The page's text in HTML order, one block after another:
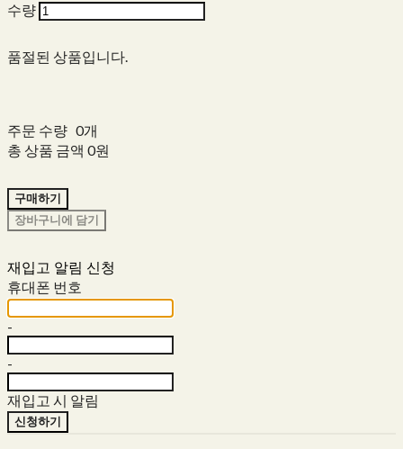
수량
품절된 상품입니다.
주문 수량 0개
총 상품 금액 0원
구매하기
장바구니에 담기
재입고 알림 신청
휴대폰 번호
-
-
재입고 시 알림
신청하기